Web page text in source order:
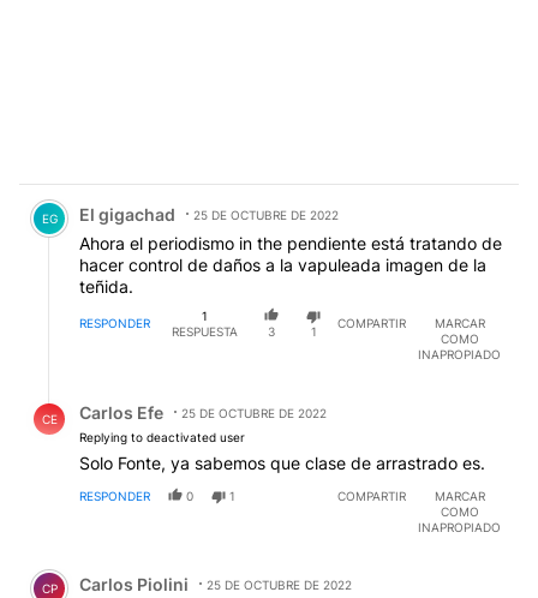
Comentario de El gigachad.
EG El gigachad 25 DE OCTUBRE DE 2022
Ahora el periodismo in the pendiente está tratando de
hacer control de daños a la vapuleada imagen de la
teñida.
RESPONDER
1
RESPUESTA
3 1
COMPARTIR
MARCAR
COMO
INAPROPIADO
CE Carlos Efe
25 DE OCTUBRE DE 2022
Replying to deactivated user
Solo Fonte, ya sabemos que clase de arrastrado es.
RESPONDER 0 1 COMPARTIR
MARCAR
COMO
INAPROPIADO
Comentario de Carlos Piolini.
CP Carlos Piolini 25 DE OCTUBRE DE 2022